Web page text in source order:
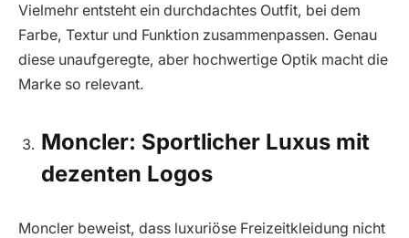
Vielmehr entsteht ein durchdachtes Outfit, bei dem
Farbe, Textur und Funktion zusammenpassen. Genau
diese unaufgeregte, aber hochwertige Optik macht die
Marke so relevant.
Moncler: Sportlicher Luxus mit
dezenten Logos
Moncler beweist, dass luxuriöse Freizeitkleidung nicht